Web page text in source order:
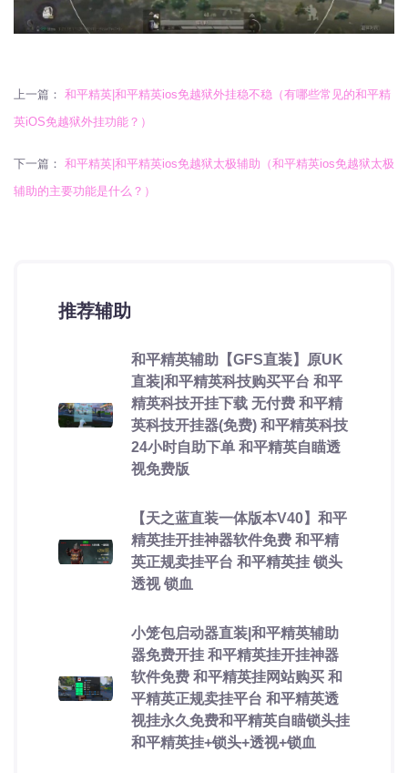
上一篇： 和平精英|和平精英ios免越狱外挂稳不稳（有哪些常见的和平精
英iOS免越狱外挂功能？）
下一篇： 和平精英|和平精英ios免越狱太极辅助（和平精英ios免越狱太极
辅助的主要功能是什么？）
推荐辅助
和平精英辅助【GFS直装】原UK
直装|和平精英科技购买平台 和平
精英科技开挂下载 无付费 和平精
英科技开挂器(免费) 和平精英科技
24小时自助下单 和平精英自瞄透
视免费版
【天之蓝直装一体版本V40】和平
精英挂开挂神器软件免费 和平精
英正规卖挂平台 和平精英挂 锁头
透视 锁血
小笼包启动器直装|和平精英辅助
器免费开挂 和平精英挂开挂神器
软件免费 和平精英挂网站购买 和
平精英正规卖挂平台 和平精英透
视挂永久免费和平精英自瞄锁头挂
和平精英挂+锁头+透视+锁血